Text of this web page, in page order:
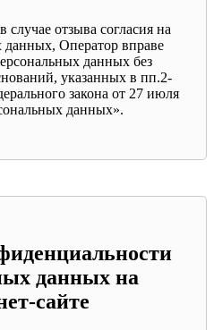
отзыва согласия на
данных, Оператор вправе
данных без
указанных в пп.2-
закона от 27 июля
данных».
данных на
сайте